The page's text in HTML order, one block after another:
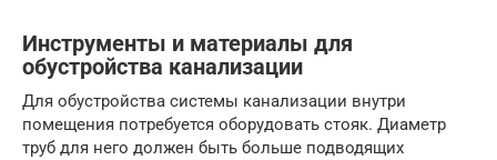
Инструменты и материалы для
обустройства канализации
Для обустройства системы канализации внутри
помещения потребуется оборудовать стояк. Диаметр
труб для него должен быть больше подводящих